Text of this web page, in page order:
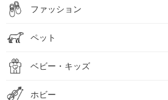
ファッション
ペット
ベビー・キッズ
ホビー